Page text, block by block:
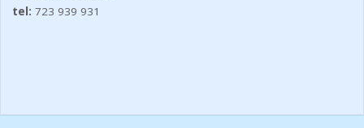
tel: 723 939 931